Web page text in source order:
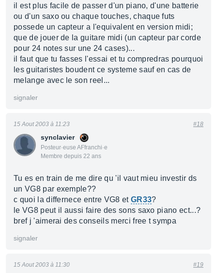
il est plus facile de passer d'un piano, d'une batterie
ou d'un saxo ou chaque touches, chaque futs
possede un capteur a l'equivalent en version midi;
que de jouer de la guitare midi (un capteur par corde
pour 24 notes sur une 24 cases)...
il faut que tu fasses l'essai et tu compredras pourquoi
les guitaristes boudent ce systeme sauf en cas de
melange avec le son reel...
signaler
synclavier
Posteur·euse AFfranchi·e
Membre depuis 22 ans
15 Aout 2003 à 11:23 #18
Tu es en train de me dire qu 'il vaut mieu investir ds
un VG8 par exemple??
c quoi la differnece entre VG8 et GR33?
le VG8 peut il aussi faire des sons saxo piano ect...?
bref j 'aimerai des conseils merci free t sympa
signaler
15 Aout 2003 à 11:30 #19